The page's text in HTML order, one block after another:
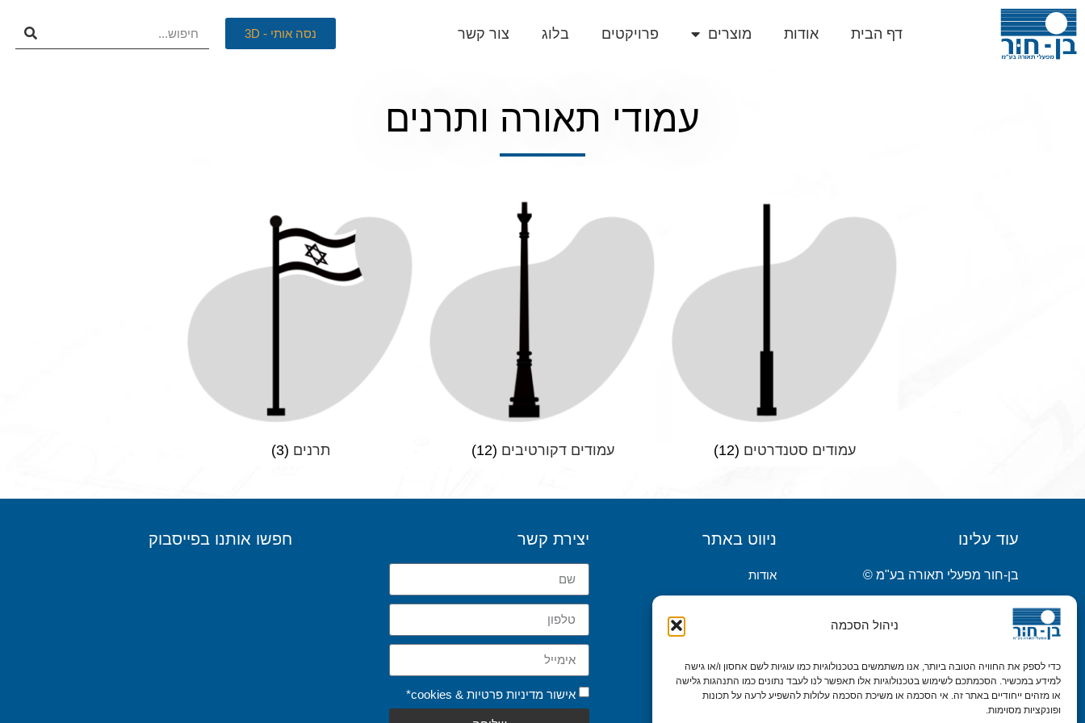
ניהול הסכמה
כדי לספק את החוויה הטובה ביותר, אנו משתמשים בטכנולוגיות כמו עוגיות לשם אחסון ו/או גישה
למידע במכשיר. הסכמתכם לשימוש בטכנולוגיות אלו תאפשר לנו לעבד נתונים כמו התנהגות גלישה
או מזהים ייחודיים באתר זה. אי הסכמה או משיכת הסכמה עלולות להשפיע לרעה על תכונות
ופונקציות מסוימות.
דף הבית אודות מוצרים פרויקטים בלוג צור קשר נסה אותי - 3D
עמודי תאורה ותרנים
עמודים סטנדרטים (12) עמודים דקורטיבים (12) תרנים (3)
עוד עלינו
בן-חור מפעלי תאורה בע"מ ©
פקס: 03-5509289
ניווט באתר
אודות
פרויקטים
מעבר לאתר הישן שלנו
הצהרת נגישות
יצירת קשר
אישור מדיניות פרטיות & cookies*
חפשו אותנו בפייסבוק